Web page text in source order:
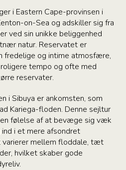
i Eastern Cape-provinsen i
on-Sea og adskiller sig fra
ved sin unikke beliggenhed
natur. Reservatet er
fredelige og intime atmosfære,
tempo og ofte med
reservater.
i Sibuya er ankomsten, som
Kariega-floden. Denne sejltur
følelse af at bevæge sig væk
i et mere afsondret
varierer mellem floddale, tæt
hvilket skaber gode